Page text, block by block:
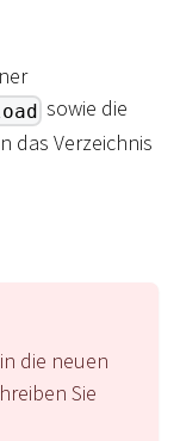
sowie die
das Verzeichnis
die neuen
Sie